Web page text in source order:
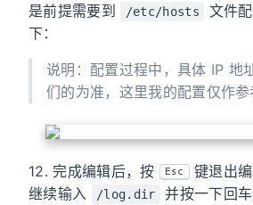
是前提需要到
/etc/hosts
文件
下：
说明：配置过程中，具体 IP 地
们的为准，这里我的配置仅作参
12. 完成编辑后，按 Esc
键退出编
继续输入
/log.dir
并按一下回